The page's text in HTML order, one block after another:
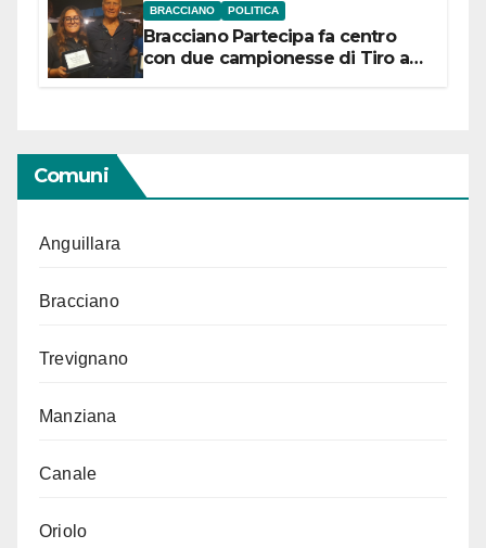
BRACCIANO POLITICA
Bracciano Partecipa fa centro
con due campionesse di Tiro a
Comuni
Anguillara
Bracciano
Trevignano
Manziana
Canale
Oriolo